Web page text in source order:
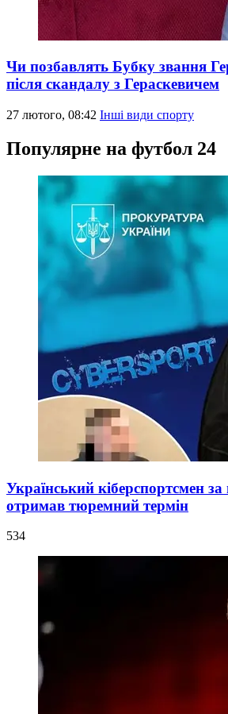
Чи позбавлять Бубку звання
після скандалу з Гераскевичем
27 лютого, 08:42 Інші види спорту
Популярне на футбол 24
Український кіберспортсмен
отримав тюремний термін
534